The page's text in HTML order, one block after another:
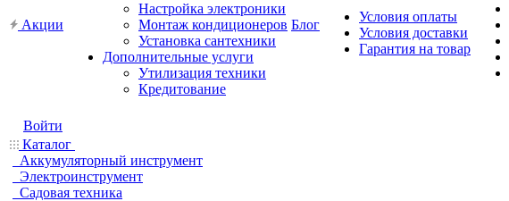
Акции
Настройка электроники
Монтаж кондиционеров
Установка сантехники
Дополнительные услуги
Утилизация техники
Кредитование
Блог
Условия оплаты
Условия доставки
Гарантия на товар
Войти
Каталог
Аккумуляторный инструмент
Электроинструмент
Садовая техника